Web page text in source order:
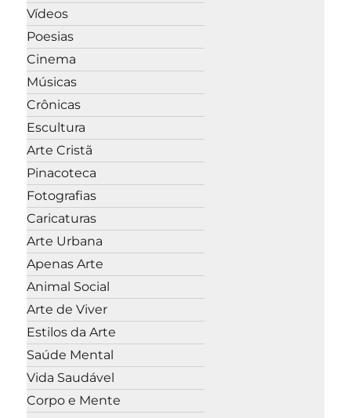
Vídeos
Poesias
Cinema
Músicas
Crônicas
Escultura
Arte Cristã
Pinacoteca
Fotografias
Caricaturas
Arte Urbana
Apenas Arte
Animal Social
Arte de Viver
Estilos da Arte
Saúde Mental
Vida Saudável
Corpo e Mente